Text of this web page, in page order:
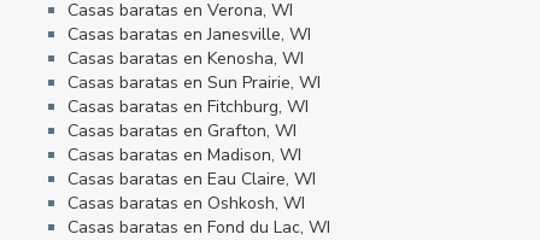
Casas baratas en Verona, WI
Casas baratas en Janesville, WI
Casas baratas en Kenosha, WI
Casas baratas en Sun Prairie, WI
Casas baratas en Fitchburg, WI
Casas baratas en Grafton, WI
Casas baratas en Madison, WI
Casas baratas en Eau Claire, WI
Casas baratas en Oshkosh, WI
Casas baratas en Fond du Lac, WI